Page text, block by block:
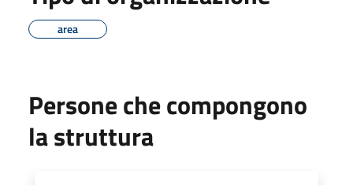
area
Persone che compongono
la struttura